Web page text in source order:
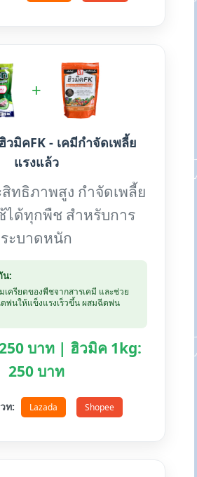
+
วมิคFK - เคมีกำจัดเพลี้ย
แรงแล้ว
ทธิภาพสูง กำจัดเพลี้ย
ได้ทุกพืช สำหรับการ
ระบาดหนัก
น:
ครียดของพืชจากสารเคมี และช่วย
พ่นให้แข็งแรงเร็วขึ้น ผสมฉีดพ่น
บาท | ฮิวมิค 1kg:
250 บาท
ท: Lazada Shopee